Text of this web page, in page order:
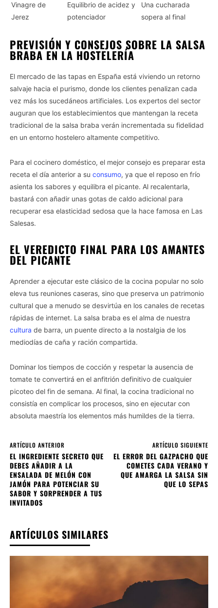
Vida.es -Do Not Process My Personal Information
If you wish to opt-out of the sale, sharing to third parties, or
processing of your personal or sensitive information for
targeted advertising by us, please use the below opt-out
section to confirm your selection. Please note that after your
us or personal information disclosed to third parties prior to
your opt-out. You may separately opt-out of the further
IAB’s list of downstream participants. This information may
also be disclosed by us to third parties on theIAB’s List of
Downstream Participants that may further disclose it to other
Personal Data Processing Opt Outs
Opted In
I want to opt-out of the Sale of my
Personal Data.
Opted In
I want to opt-out of processing my
Retention, Sale, and/or Sharing of my
Personal Data that Is Unrelated with the
Purposes for which it was collected.
Opted Out
Vinagre de
Jerez
Equilibrio de acidez y
potenciador
Una cucharada
sopera al final
PREVISIÓN Y CONSEJOS SOBRE LA SALSA
BRABA EN LA HOSTELERÍA
El mercado de las tapas en España está viviendo un retorno
salvaje hacia el purismo, donde los clientes penalizan cada
vez más los sucedáneos artificiales. Los expertos del sector
auguran que los establecimientos que mantengan la receta
tradicional de la salsa braba verán incrementada su fidelidad
en un entorno hostelero altamente competitivo.
Para el cocinero doméstico, el mejor consejo es preparar esta
receta el día anterior a su consumo, ya que el reposo en frío
asienta los sabores y equilibra el picante. Al recalentarla,
bastará con añadir unas gotas de caldo adicional para
recuperar esa elasticidad sedosa que la hace famosa en Las
Salesas.
EL VEREDICTO FINAL PARA LOS AMANTES
DEL PICANTE
Aprender a ejecutar este clásico de la cocina popular no solo
eleva tus reuniones caseras, sino que preserva un patrimonio
cultural que a menudo se desvirtúa en los canales de recetas
rápidas de internet. La salsa braba es el alma de nuestra
cultura de barra, un puente directo a la nostalgia de los
mediodías de caña y ración compartida.
Dominar los tiempos de cocción y respetar la ausencia de
tomate te convertirá en el anfitrión definitivo de cualquier
picoteo del fin de semana. Al final, la cocina tradicional no
consistía en complicar los procesos, sino en ejecutar con
absoluta maestría los elementos más humildes de la tierra.
ARTÍCULO ANTERIOR
EL INGREDIENTE SECRETO QUE
DEBES AÑADIR A LA
ENSALADA DE MELÓN CON
JAMÓN PARA POTENCIAR SU
SABOR Y SORPRENDER A TUS
INVITADOS
ARTÍCULO SIGUIENTE
EL ERROR DEL GAZPACHO QUE
COMETES CADA VERANO Y
QUE AMARGA LA SALSA SIN
QUE LO SEPAS
ARTÍCULOS SIMILARES